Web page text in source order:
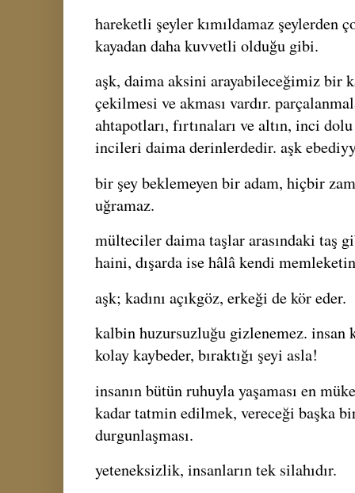
hareketli şeyler kımıldamaz şeylerden
kayadan daha kuvvetli olduğu gibi.
aşk, daima aksini arayabileceğimiz bir
çekilmesi ve akması vardır.
ahtapotları, fırtınaları ve altın, inci
incileri daima derinlerdedir. aşk
bir şey beklemeyen bir adam, hiçbir
uğramaz.
mülteciler daima taşlar arasındaki taş
haini, dışarda ise hâlâ kendi
aşk; kadını açıkgöz, erkeği de kör eder.
kalbin huzursuzluğu gizlenemez. insan
kolay kaybeder, bıraktığı şeyi asla!
insanın bütün ruhuyla yaşaması en
kadar tatmin edilmek, vereceği başka
durgunlaşması.
yeteneksizlik, insanların tek silahıdır.